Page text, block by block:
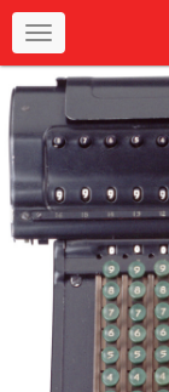
Navigation